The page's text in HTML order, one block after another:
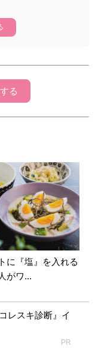
る
に『塩』を入れる
がワ...
レスキ診断』イ
PR